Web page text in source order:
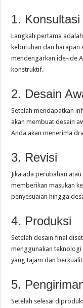
1. Konsultasi
Langkah pertama
kebutuhan dan harapan
mendengarkan ide-ide
konstruktif.
2. Desain
Setelah mendapatkan
akan membuat desain
Anda akan menerima
3. Revisi
Jika ada perubahan
memberikan masukan
penyesuaian hingga
4. Produksi
Setelah desain final
menggunakan teknologi
yang tajam dan
5.
Setelah selesai